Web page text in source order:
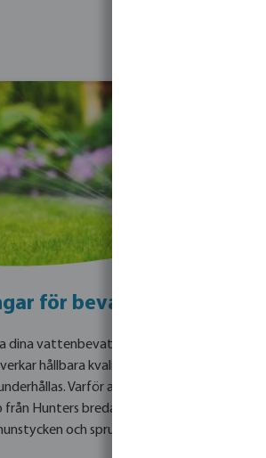
för bevattning av
dina vattenbevattningsändamål för
hållbara kvalitetsprodukter
Varför arbeta hårt när du
från Hunters breda sortiment av
och sprutkroppar.